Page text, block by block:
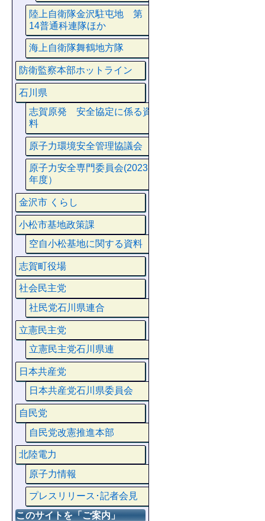
陸上自衛隊金沢駐屯地 第
14普通科連隊ほか
海上自衛隊舞鶴地方隊
防衛監察本部ホットライン
石川県
志賀原発 安全協定に係る資
料
原子力環境安全管理協議会
原子力安全専門委員会(2023
年度）
金沢市 くらし
小松市基地政策課
空自小松基地に関する資料
志賀町役場
社会民主党
社民党石川県連合
立憲民主党
立憲民主党石川県連
日本共産党
日本共産党石川県委員会
自民党
自民党改憲推進本部
北陸電力
原子力情報
プレスリリース･記者会見
このサイトを「ご案内」